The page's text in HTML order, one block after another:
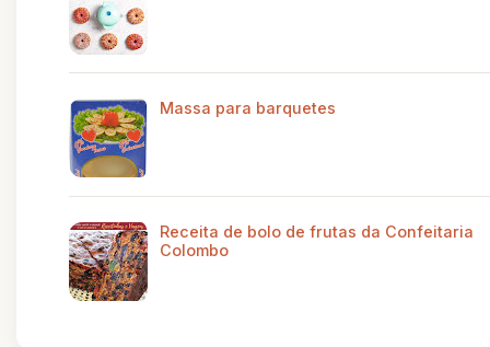
Massa para barquetes
Receita de bolo de frutas da Confeitaria
Colombo